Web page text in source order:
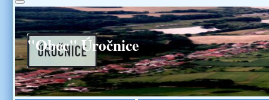
"Obec" Úročnice